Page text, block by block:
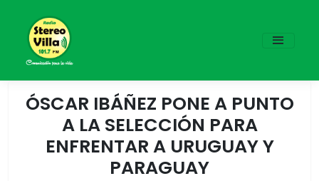
ÓSCAR IBÁÑEZ PONE A PUNTO
A LA SELECCIÓN PARA
ENFRENTAR A URUGUAY Y
PARAGUAY